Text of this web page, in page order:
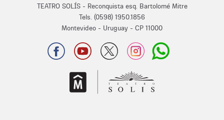
TEATRO SOLÍS - Reconquista esq. Bartolomé Mitre
Tels. (0598) 1950.1856
Montevideo - Uruguay - CP 11000